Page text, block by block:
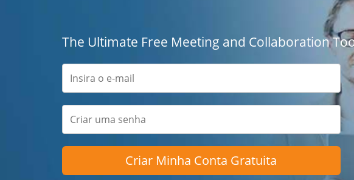
The Ultimate Free Meeting and Collaboration
Criar Minha Conta Gratuita